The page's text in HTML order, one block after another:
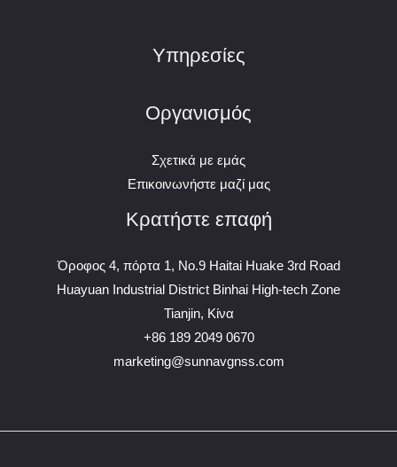
Υπηρεσίες
Οργανισμός
Σχετικά με εμάς
Επικοινωνήστε μαζί μας
Κρατήστε επαφή
Όροφος 4, πόρτα 1, No.9 Haitai Huake 3rd Road
Huayuan Industrial District Binhai High-tech Zone
Tianjin, Κίνα
+86 189 2049 0670
marketing@sunnavgnss.com